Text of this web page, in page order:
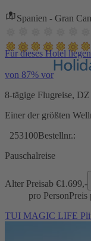
Spanien - Gran
Für dieses Hotel
von 87% vor
8-tägige Flugreise,
Einer der größten
253100Bestellnr.:
Pauschalreise
Alter Preisab €1.699,-
pro PersonPreis
TUI MAGIC LIFE